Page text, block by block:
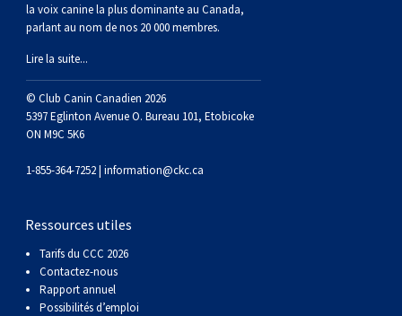
la voix canine la plus dominante au Canada,
parlant au nom de nos 20 000 membres.
Lire la suite...
© Club Canin Canadien 2026
5397 Eglinton Avenue O. Bureau 101, Etobicoke
ON M9C 5K6
1-855-364-7252 | information@ckc.ca
Ressources utiles
Tarifs du CCC 2026
Contactez-nous
Rapport annuel
Possibilités d’emploi